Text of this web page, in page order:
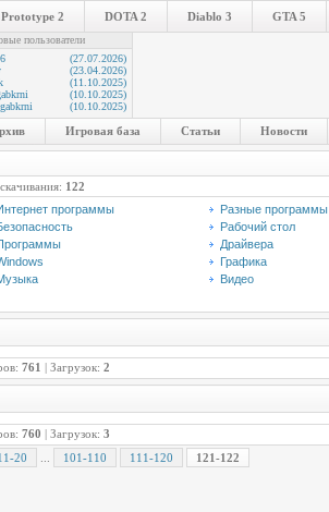
Prototype 2 DOTA 2 Diablo 3 GTA 5
пользователи
(27.07.2026)
(23.04.2026)
(11.10.2025)
(10.10.2025)
(10.10.2025)
Игровая база Статьи Новости
122
программы
Разные программы
Рабочий стол
Драйвера
Графика
Видео
761 | Загрузок: 2
760 | Загрузок: 3
20 101-110 111-120 121-122